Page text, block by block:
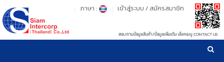
รู้ลึก รู้จริง เรื่องเครื่องมือทดสอบวัสดุ ! ยืน 1 เรื่องมาตรฐานการให้บริการ
เข้าสู่ระบบ / สมัครสมาชิก
ภาษา :
สอบถามข้อมูลสินค้า/ข้อมูลเพิ่มเติม เลือกเมนู CONTACT US